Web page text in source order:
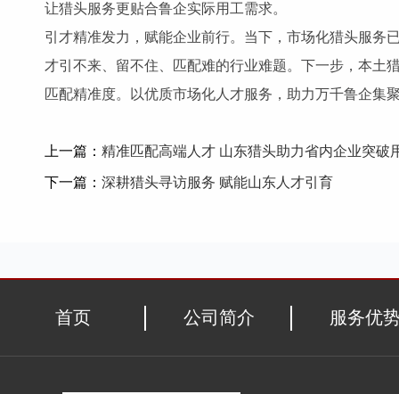
让猎头服务更贴合鲁企实际用工需求。
引才精准发力，赋能企业前行。当下，市场化猎头服务
才引不来、留不住、匹配难的行业难题。下一步，本土
匹配精准度。以优质市场化人才服务，助力万千鲁企集
上一篇： 精准匹配高端人才 山东猎头助力省内企业突破
下一篇： 深耕猎头寻访服务 赋能山东人才引育
首页 公司简介 服务优